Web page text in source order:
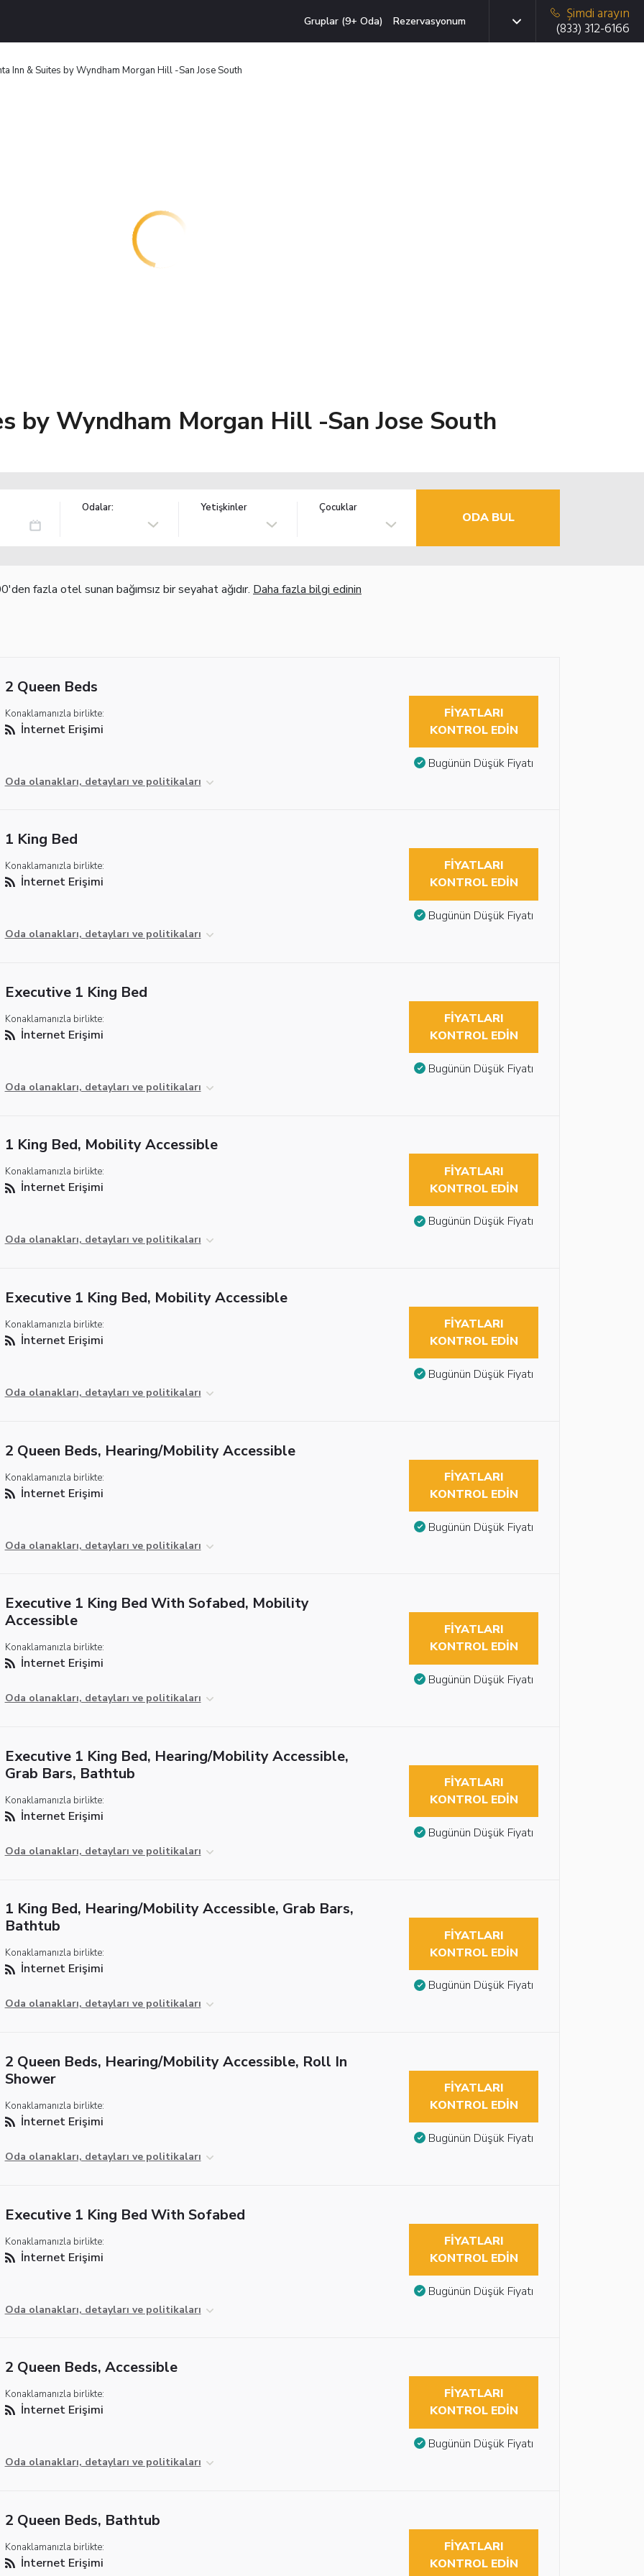
Gruplar (9+ Oda) Rezervasyonum
Şimdi arayın
(833) 312-6166
Inn & Suites by Wyndham Morgan Hill -San Jose South
by Wyndham Morgan Hill -San Jose South
Odalar: Yetişkinler Çocuklar
ODA BUL
fazla otel sunan bağımsız bir seyahat ağıdır. Daha fazla bilgi edinin
2 Queen Beds
Konaklamanızla birlikte:
İnternet Erişimi
Oda olanakları, detayları ve politikaları
FIYATLARI
KONTROL EDIN
Bugünün Düşük Fiyatı
1 King Bed
Konaklamanızla birlikte:
İnternet Erişimi
Oda olanakları, detayları ve politikaları
FIYATLARI
KONTROL EDIN
Bugünün Düşük Fiyatı
Executive 1 King Bed
Konaklamanızla birlikte:
İnternet Erişimi
Oda olanakları, detayları ve politikaları
FIYATLARI
KONTROL EDIN
Bugünün Düşük Fiyatı
1 King Bed, Mobility Accessible
Konaklamanızla birlikte:
İnternet Erişimi
Oda olanakları, detayları ve politikaları
FIYATLARI
KONTROL EDIN
Bugünün Düşük Fiyatı
Executive 1 King Bed, Mobility Accessible
Konaklamanızla birlikte:
İnternet Erişimi
Oda olanakları, detayları ve politikaları
FIYATLARI
KONTROL EDIN
Bugünün Düşük Fiyatı
2 Queen Beds, Hearing/Mobility Accessible
Konaklamanızla birlikte:
İnternet Erişimi
Oda olanakları, detayları ve politikaları
FIYATLARI
KONTROL EDIN
Bugünün Düşük Fiyatı
Executive 1 King Bed With Sofabed, Mobility
Accessible
Konaklamanızla birlikte:
İnternet Erişimi
Oda olanakları, detayları ve politikaları
FIYATLARI
KONTROL EDIN
Bugünün Düşük Fiyatı
Executive 1 King Bed, Hearing/Mobility Accessible,
Grab Bars, Bathtub
Konaklamanızla birlikte:
İnternet Erişimi
Oda olanakları, detayları ve politikaları
FIYATLARI
KONTROL EDIN
Bugünün Düşük Fiyatı
1 King Bed, Hearing/Mobility Accessible, Grab Bars,
Bathtub
Konaklamanızla birlikte:
İnternet Erişimi
Oda olanakları, detayları ve politikaları
FIYATLARI
KONTROL EDIN
Bugünün Düşük Fiyatı
2 Queen Beds, Hearing/Mobility Accessible, Roll In
Shower
Konaklamanızla birlikte:
İnternet Erişimi
Oda olanakları, detayları ve politikaları
FIYATLARI
KONTROL EDIN
Bugünün Düşük Fiyatı
Executive 1 King Bed With Sofabed
Konaklamanızla birlikte:
İnternet Erişimi
Oda olanakları, detayları ve politikaları
FIYATLARI
KONTROL EDIN
Bugünün Düşük Fiyatı
2 Queen Beds, Accessible
Konaklamanızla birlikte:
İnternet Erişimi
Oda olanakları, detayları ve politikaları
FIYATLARI
KONTROL EDIN
Bugünün Düşük Fiyatı
2 Queen Beds, Bathtub
Konaklamanızla birlikte:
İnternet Erişimi
FIYATLARI
KONTROL EDIN